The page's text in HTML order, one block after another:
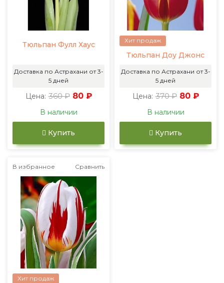
Тюльпан Фулл Хаус
Доставка по Астрахани от 3-
5 дней
Цена: 360 ₽ 80 ₽
В наличии
Купить
Хит продаж
Тюльпан Доу Джонс
Доставка по Астрахани от 3-
5 дней
Цена: 370 ₽ 80 ₽
В наличии
Купить
В избранное Сравнить
Хит продаж